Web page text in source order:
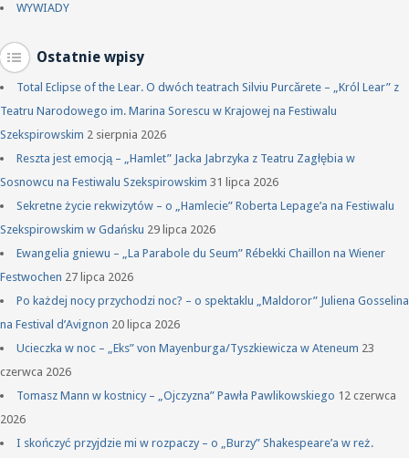
WYWIADY
Ostatnie wpisy
Total Eclipse of the Lear. O dwóch teatrach Silviu Purcărete – „Król Lear” z
Teatru Narodowego im. Marina Sorescu w Krajowej na Festiwalu
Szekspirowskim 2 sierpnia 2026
Reszta jest emocją – „Hamlet” Jacka Jabrzyka z Teatru Zagłębia w
Sosnowcu na Festiwalu Szekspirowskim 31 lipca 2026
Sekretne życie rekwizytów – o „Hamlecie” Roberta Lepage’a na Festiwalu
Szekspirowskim w Gdańsku 29 lipca 2026
Ewangelia gniewu – „La Parabole du Seum” Rébekki Chaillon na Wiener
Festwochen 27 lipca 2026
Po każdej nocy przychodzi noc? – o spektaklu „Maldoror” Juliena Gosselina
na Festival d’Avignon 20 lipca 2026
Ucieczka w noc – „Eks” von Mayenburga/Tyszkiewicza w Ateneum 23
czerwca 2026
Tomasz Mann w kostnicy – „Ojczyzna” Pawła Pawlikowskiego 12 czerwca
2026
I skończyć przyjdzie mi w rozpaczy – o „Burzy” Shakespeare’a w reż.